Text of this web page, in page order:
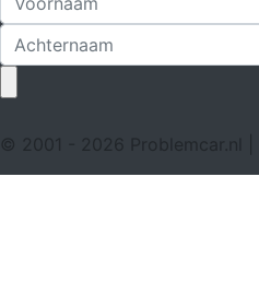
© 2001 - 2026 Problemcar.nl |